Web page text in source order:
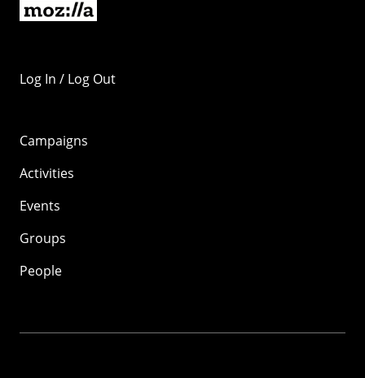
Log In / Log Out
Campaigns
Activities
Events
Groups
People